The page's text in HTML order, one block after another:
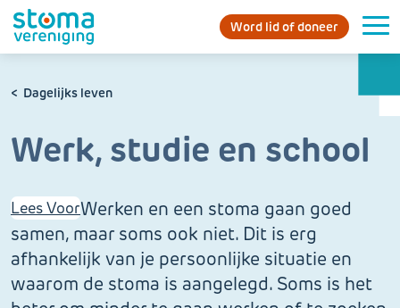
Word lid of doneer
Dagelijks leven
Werk, studie en school
Lees VoorWerken en een stoma gaan goed
samen, maar soms ook niet. Dit is erg
afhankelijk van je persoonlijke situatie en
waarom de stoma is aangelegd. Soms is het